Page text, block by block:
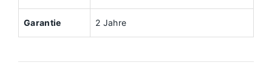
Garantie 2 Jahre